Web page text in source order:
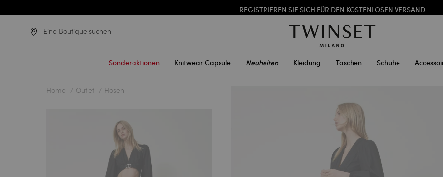
REGISTRIEREN SIE SICH FÜR DEN KOSTENLOSEN VERSAND
Eine Boutique suchen
Sonderaktionen Knitwear Capsule Neuheiten Kleidung Taschen Schuhe
Home Outlet Hosen